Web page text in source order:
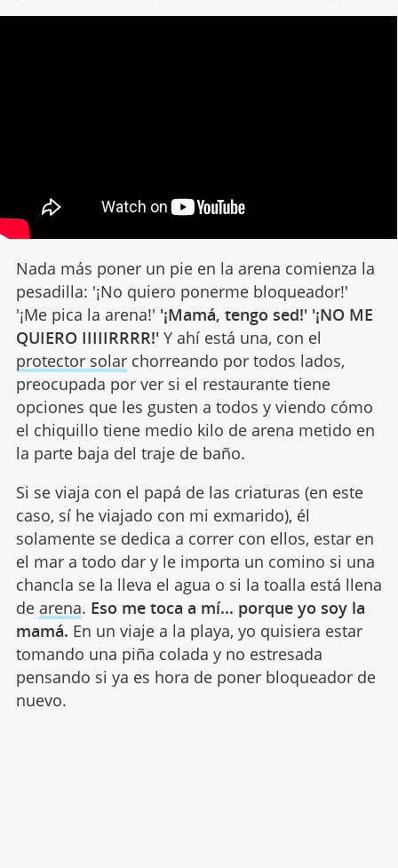
Nada más poner un pie en la arena comienza la
pesadilla: '¡No quiero ponerme bloqueador!'
'¡Me pica la arena!' '¡Mamá, tengo sed!' '¡NO ME
QUIERO IIIIIRRRR!'Y ahí está una, con el
protector solarchorreando por todos lados,
preocupada por ver si el restaurante tiene
opciones que les gusten a todos y viendo cómo
el chiquillo tiene medio kilo de arena metido en
la parte baja del traje de baño.
Si se viaja con el papá de las criaturas (en este
caso, sí he viajado con mi exmarido), él
solamente se dedica a correr con ellos, estar en
el mar a todo dar y le importa un comino si una
chancla se la lleva el agua o si la toalla está llena
de arena. Eso me toca a mí... porque yo soy la
mamá. En un viaje a la playa, yo quisiera estar
tomando una piña colada y no estresada
pensando si ya es hora de poner bloqueador de
nuevo.